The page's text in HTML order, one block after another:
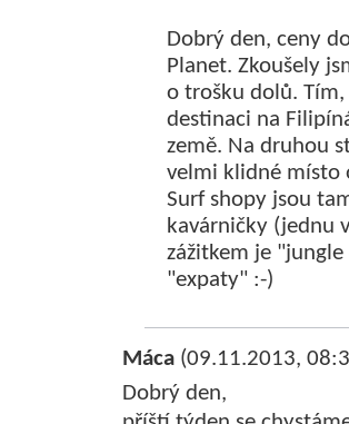
Dobrý den, ceny
Planet. Zkoušely
o trošku dolů. Tím,
destinaci na
země. Na druhou
velmi klidné místo
Surf shopy jsou
kavárničky (jednu
zážitkem je
"expaty" :-)
Máca (09.11.2013,
Dobrý den,